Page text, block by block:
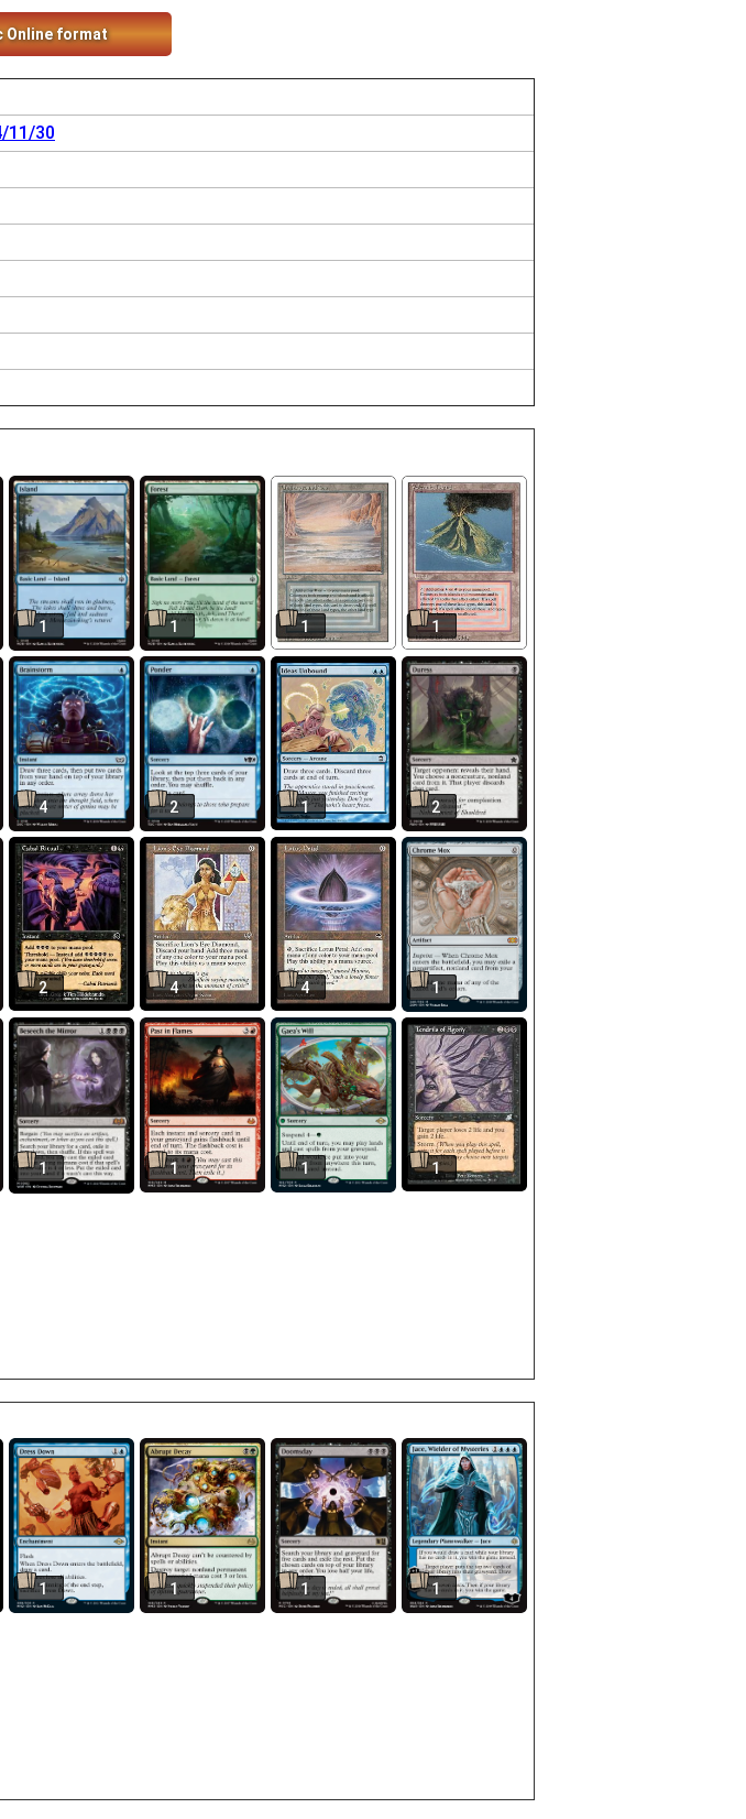
Online format
11/30
1 1 1 1
4 2 1 2
2 4 4 1
1 1 1 1
1 1 1 1